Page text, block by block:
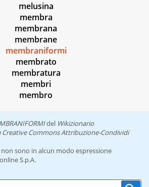
melusina
membra
membrana
membrane
membraniformi
membrato
membratura
membri
membro
del Wikizionario
Creative Commons Attribuzione-Condividi
sono in alcun modo espressione
S.p.A.